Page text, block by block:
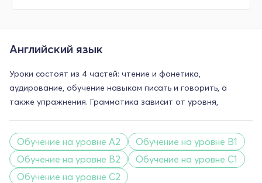
Английский язык
Уроки состоят из 4 частей: чтение и фонетика,
аудирование, обучение навыкам писать и говорить, а
также упражнения. Грамматика зависит от уровня,
Обучение на уровне A2
Обучение на уровне B1
Обучение на уровне B2
Обучение на уровне C1
Обучение на уровне C2